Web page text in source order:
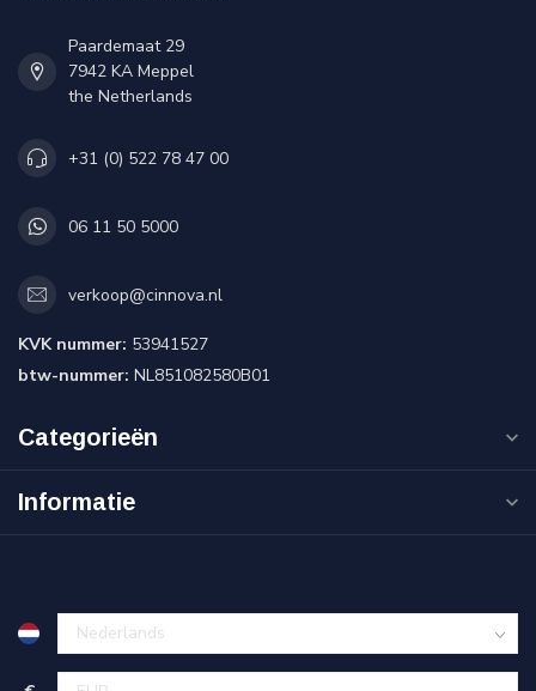
Paardemaat 29
7942 KA Meppel
the Netherlands
+31 (0) 522 78 47 00
06 11 50 5000
verkoop@cinnova.nl
KVK nummer: 53941527
btw-nummer: NL851082580B01
Categorieën
Informatie